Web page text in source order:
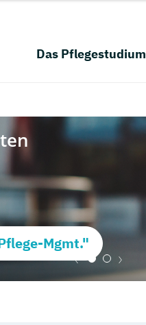
Das Pflegestudium
Mgmt."